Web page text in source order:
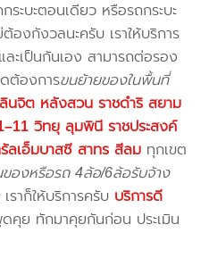
ระบะตอนเดียว หรือรถกระบะ
องกังวลนะครับ เราให้บริการ
ะเป็นกันเอง สามารถต่อรอง
ต้องการขนย้ายของในพื้นที่
นจิต หลังสวน ราชดำริ สยาม
วิทยุ ลุมพินี ราชประสงค์
ลเอ็มบาสซี สาทร สีลม ทุกเขต
ของหรือรถ 4ล้อ/6ล้อรับจ้าง
เราก็ให้บริการครับ บริการดี
คุย ทักมาคุยกันก่อน ประเมิน